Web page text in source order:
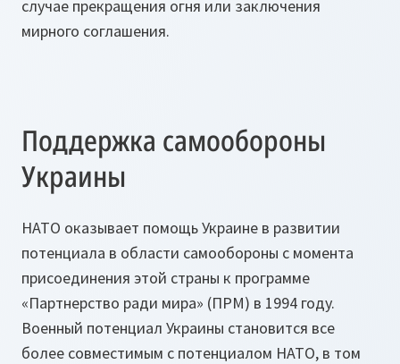
случае прекращения огня или заключения
мирного соглашения.
Поддержка самообороны
Украины
НАТО оказывает помощь Украине в развитии
потенциала в области самообороны с момента
присоединения этой страны к программе
«Партнерство ради мира» (ПРМ) в 1994 году.
Военный потенциал Украины становится все
более совместимым с потенциалом НАТО, в том